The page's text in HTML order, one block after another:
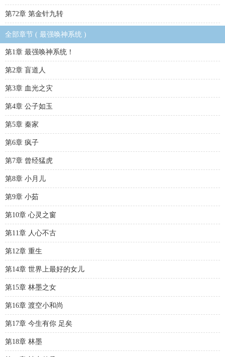
第72章 第金针九转
全部章节 ( 最强唤神系统 )
第1章 最强唤神系统！
第2章 盲道人
第3章 血光之灾
第4章 公子如玉
第5章 秦家
第6章 疯子
第7章 曾经猛虎
第8章 小月儿
第9章 小茹
第10章 心灵之窗
第11章 人心不古
第12章 重生
第14章 世界上最好的女儿
第15章 林墨之女
第16章 渡空小和尚
第17章 今生有你 足矣
第18章 林墨